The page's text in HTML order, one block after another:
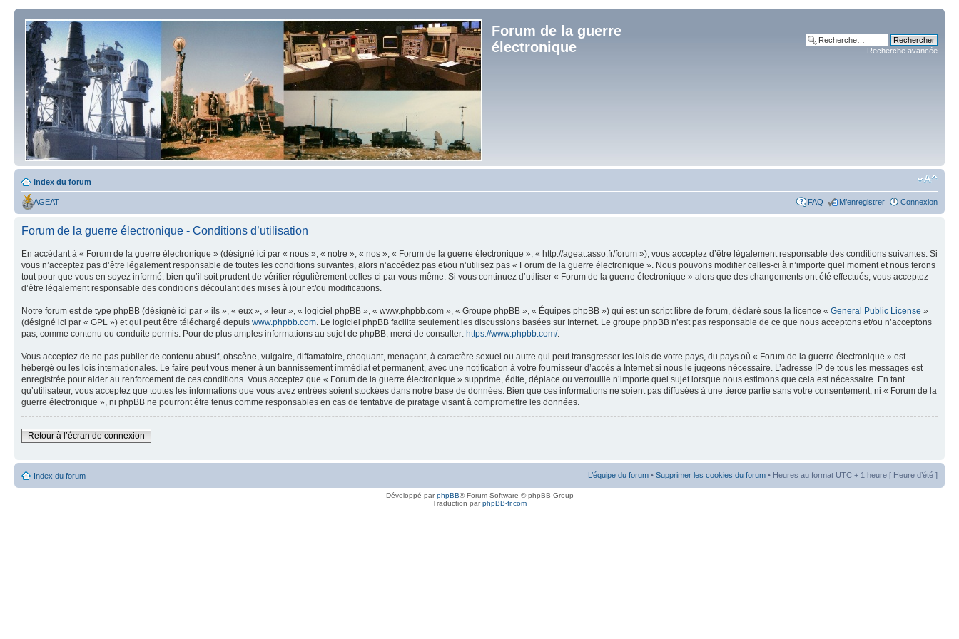
Forum de la guerre
électronique
Recherche avancée
Index du forum
AGEAT FAQ M’enregistrer Connexion
Forum de la guerre électronique - Conditions d’utilisation
En accédant à « Forum de la guerre électronique » (désigné ici par « nous », « notre », « nos », « Forum de la guerre électronique », « http://ageat.asso.fr/forum »), vous acceptez d’être légalement responsable des conditions suivantes. Si
vous n’acceptez pas d’être légalement responsable de toutes les conditions suivantes, alors n’accédez pas et/ou n’utilisez pas « Forum de la guerre électronique ». Nous pouvons modifier celles-ci à n’importe quel moment et nous ferons
tout pour que vous en soyez informé, bien qu’il soit prudent de vérifier régulièrement celles-ci par vous-même. Si vous continuez d’utiliser « Forum de la guerre électronique » alors que des changements ont été effectués, vous acceptez
d’être légalement responsable des conditions découlant des mises à jour et/ou modifications.
Notre forum est de type phpBB (désigné ici par « ils », « eux », « leur », « logiciel phpBB », « www.phpbb.com », « Groupe phpBB », « Équipes phpBB ») qui est un script libre de forum, déclaré sous la licence « General Public License »
(désigné ici par « GPL ») et qui peut être téléchargé depuis www.phpbb.com. Le logiciel phpBB facilite seulement les discussions basées sur Internet. Le groupe phpBB n’est pas responsable de ce que nous acceptons et/ou n’acceptons
pas, comme contenu ou conduite permis. Pour de plus amples informations au sujet de phpBB, merci de consulter: https://www.phpbb.com/.
Vous acceptez de ne pas publier de contenu abusif, obscène, vulgaire, diffamatoire, choquant, menaçant, à caractère sexuel ou autre qui peut transgresser les lois de votre pays, du pays où « Forum de la guerre électronique » est
hébergé ou les lois internationales. Le faire peut vous mener à un bannissement immédiat et permanent, avec une notification à votre fournisseur d’accès à Internet si nous le jugeons nécessaire. L’adresse IP de tous les messages est
enregistrée pour aider au renforcement de ces conditions. Vous acceptez que « Forum de la guerre électronique » supprime, édite, déplace ou verrouille n’importe quel sujet lorsque nous estimons que cela est nécessaire. En tant
qu’utilisateur, vous acceptez que toutes les informations que vous avez entrées soient stockées dans notre base de données. Bien que ces informations ne soient pas diffusées à une tierce partie sans votre consentement, ni « Forum de la
guerre électronique », ni phpBB ne pourront être tenus comme responsables en cas de tentative de piratage visant à compromettre les données.
Retour à l’écran de connexion
Index du forum L’équipe du forum • Supprimer les cookies du forum • Heures au format UTC + 1 heure [ Heure d’été ]
Développé parphpBB® Forum Software © phpBB Group
Traduction parphpBB-fr.com